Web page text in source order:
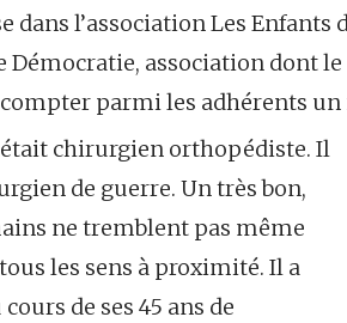
dans l’association Les Enfants
Démocratie, association dont
compter parmi les adhérents
était chirurgien orthopédiste. Il
de guerre. Un très bon,
ne tremblent pas même
les sens à proximité. Il a
de ses 45 ans de